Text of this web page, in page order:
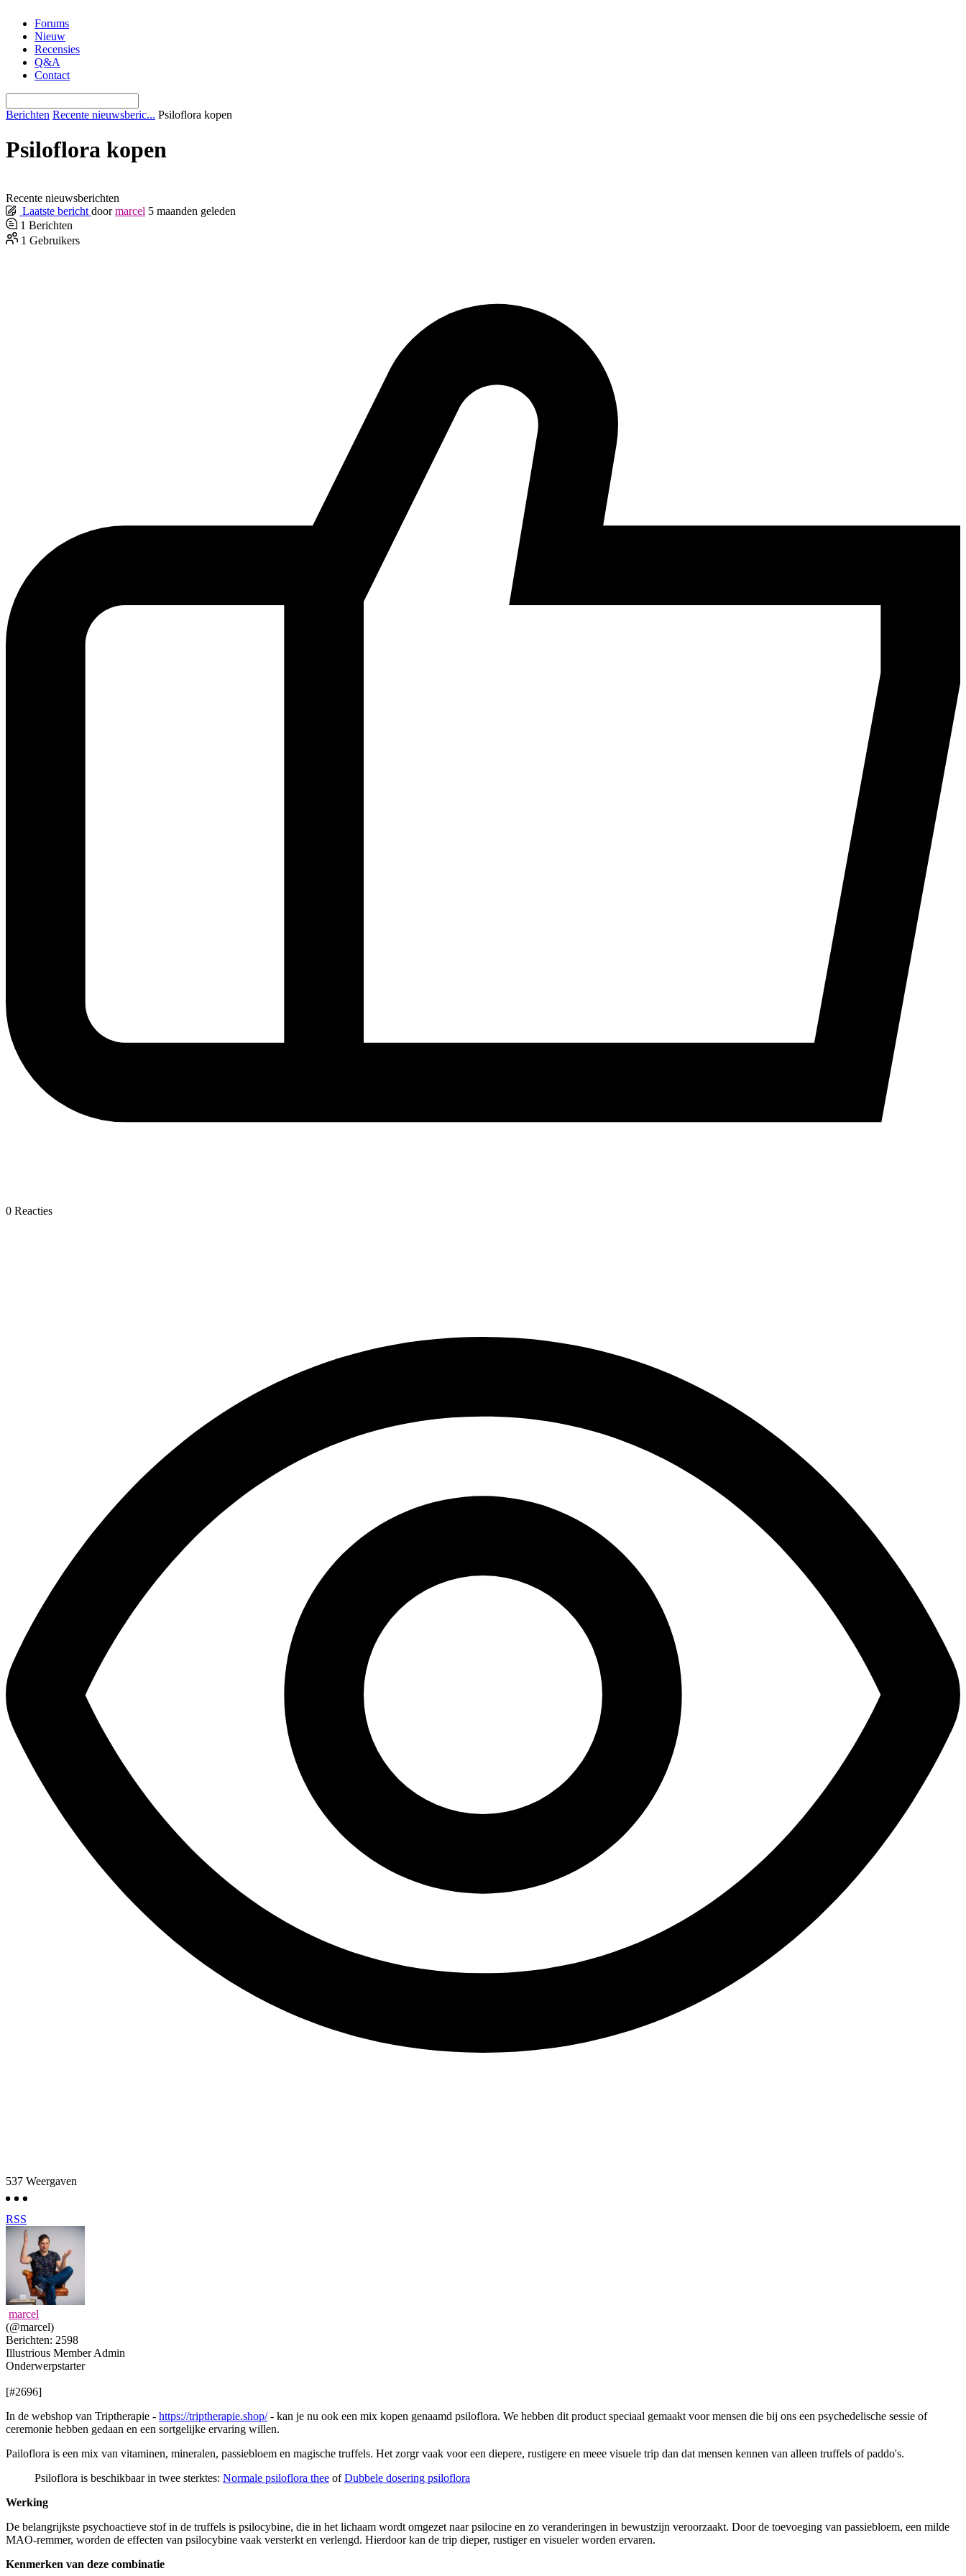
naar
inhoud
Forums
Nieuw
Recensies
Q&A
Contact
Berichten Recente nieuwsberic... Psiloflora kopen
Psiloflora kopen
Recente nieuwsberichten
Laatste bericht door marcel 5 maanden geleden
1 Berichten
1 Gebruikers
0 Reacties
537 Weergaven
RSS
marcel
(@marcel)
Berichten: 2598
Illustrious Member Admin
Onderwerpstarter
[#2696]
In de webshop van Triptherapie - https://triptherapie.shop/- kan je nu ook een mix kopen genaamd psiloflora. We hebben dit product speciaal gemaakt voor mensen die bij ons een psychedelische sessie of
ceremonie hebben gedaan en een sortgelijke ervaring willen.
Pailoflora is een mix van vitaminen, mineralen, passiebloem en magische truffels. Het zorgr vaak voor een diepere, rustigere en meee visuele trip dan dat mensen kennen van alleen truffels of paddo's.
Psiloflora is beschikbaar in twee sterktes: Normale psiloflora thee ofDubbele dosering psiloflora
Werking
De belangrijkste psychoactieve stof in de truffels is psilocybine, die in het lichaam wordt omgezet naar psilocine en zo veranderingen in bewustzijn veroorzaakt. Door de toevoeging van passiebloem, een milde
MAO-remmer, worden de effecten van psilocybine vaak versterkt en verlengd. Hierdoor kan de trip dieper, rustiger en visueler worden ervaren.
Kenmerken van deze combinatie